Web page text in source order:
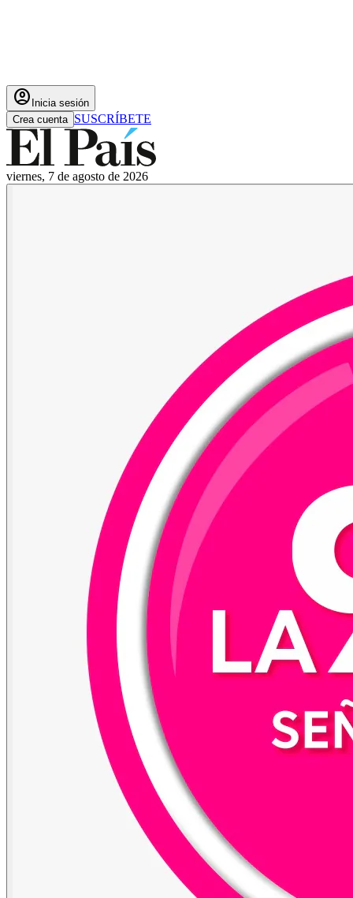
account_circle Inicia sesión
Crea cuenta SUSCRÍBETE
viernes, 7 de agosto de 2026